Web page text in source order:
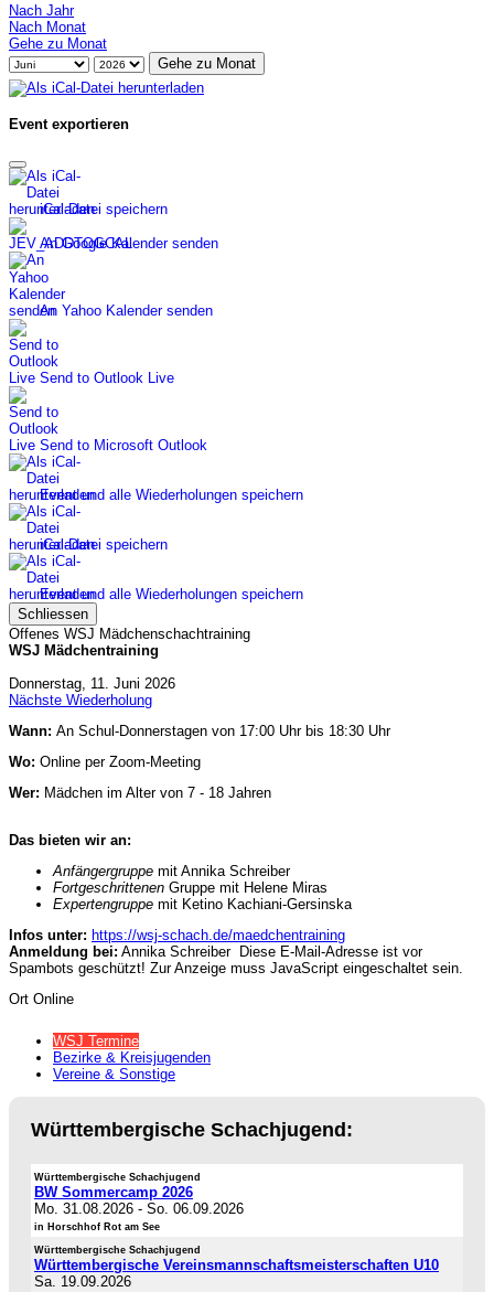
Nach Jahr
Nach Monat
Gehe zu Monat
Gehe zu Monat
Event exportieren
iCal-Datei speichern
An Google Kalender senden
An Yahoo Kalender senden
Send to Outlook Live
Send to Microsoft Outlook
Event und alle Wiederholungen speichern
iCal-Datei speichern
Event und alle Wiederholungen speichern
Schliessen
Offenes WSJ Mädchenschachtraining
WSJ Mädchentraining
Donnerstag, 11. Juni 2026
Nächste Wiederholung
Wann: An Schul-Donnerstagen von 17:00 Uhr bis 18:30 Uhr
Wo: Online per Zoom-Meeting
Wer: Mädchen im Alter von 7 - 18 Jahren
Das bieten wir an:
Anfängergruppe mit Annika Schreiber
Fortgeschrittenen Gruppe mit Helene Miras
Expertengruppe mit Ketino Kachiani-Gersinska
Infos unter: https://wsj-schach.de/maedchentraining
Anmeldung bei: Annika Schreiber Diese E-Mail-Adresse ist vor
Spambots geschützt! Zur Anzeige muss JavaScript eingeschaltet sein.
Ort Online
WSJ Termine
Bezirke & Kreisjugenden
Vereine & Sonstige
Württembergische Schachjugend:
Württembergische Schachjugend
BW Sommercamp 2026
Mo. 31.08.2026 - So. 06.09.2026
in Horschhof Rot am See
Württembergische Schachjugend
Württembergische Vereinsmannschaftsmeisterschaften U10
Sa. 19.09.2026